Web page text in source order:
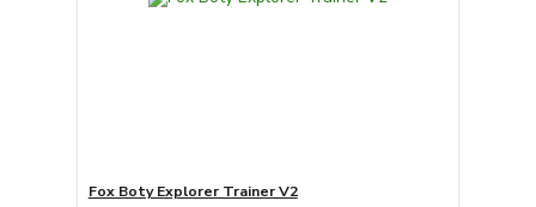
Fox Boty Explorer Trainer V2